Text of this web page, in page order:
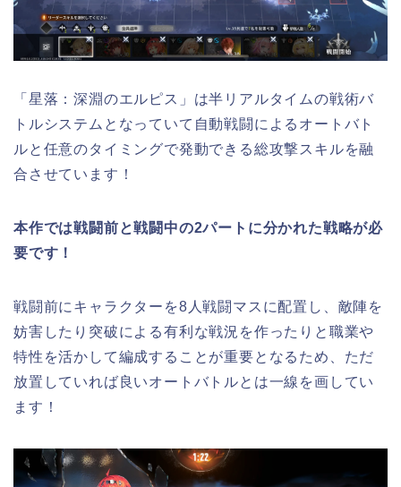
「星落：深淵のエルピス」は半リアルタイムの戦術バ
トルシステムとなっていて自動戦闘によるオートバト
ルと任意のタイミングで発動できる総攻撃スキルを融
合させています！
本作では戦闘前と戦闘中の2パートに分かれた戦略が必
要です！
戦闘前にキャラクターを8人戦闘マスに配置し、敵陣を
妨害したり突破による有利な戦況を作ったりと職業や
特性を活かして編成することが重要となるため、ただ
放置していれば良いオートバトルとは一線を画してい
ます！